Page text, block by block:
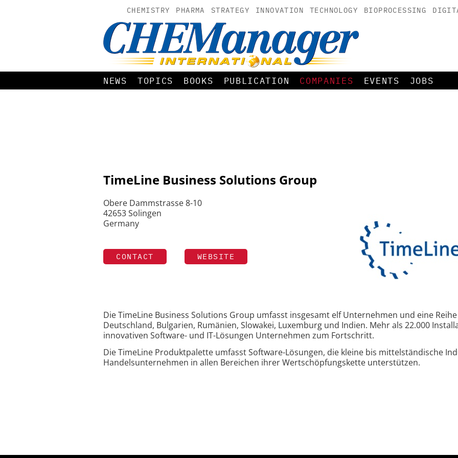
CHEMISTRY PHARMA STRATEGY INNOVATION TECHNOLOGY BIOPROCESSING
NEWS TOPICS BOOKS PUBLICATION COMPANIES EVENTS JOBS
TimeLine Business Solutions Group
Obere Dammstrasse 8-10
42653 Solingen
Germany
CONTACT WEBSITE
Die TimeLine Business Solutions Group umfasst insgesamt elf Unternehmen und eine
Deutschland, Bulgarien, Rumänien, Slowakei, Luxemburg und Indien. Mehr als 22.000
innovativen Software- und IT-Lösungen Unternehmen zum Fortschritt.
Die TimeLine Produktpalette umfasst Software-Lösungen, die kleine bis mittelständische
Handelsunternehmen in allen Bereichen ihrer Wertschöpfungskette unterstützen.